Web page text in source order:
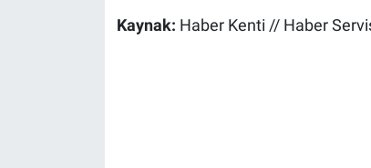
Kaynak: Haber Kenti // Haber